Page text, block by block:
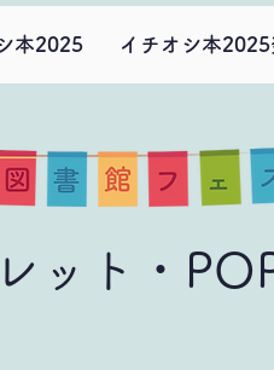
本2025 イチオシ本
ット・